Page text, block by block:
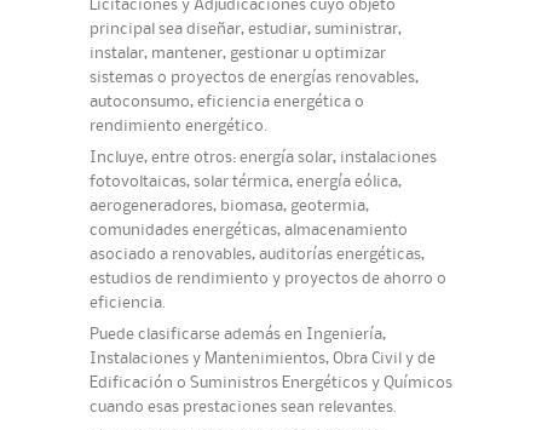
Licitaciones y Adjudicaciones cuyo objeto
principal sea diseñar, estudiar, suministrar,
instalar, mantener, gestionar u optimizar
sistemas o proyectos de energías renovables,
autoconsumo, eficiencia energética o
rendimiento energético.
Incluye, entre otros: energía solar, instalaciones
fotovoltaicas, solar térmica, energía eólica,
aerogeneradores, biomasa, geotermia,
comunidades energéticas, almacenamiento
asociado a renovables, auditorías energéticas,
estudios de rendimiento y proyectos de ahorro o
eficiencia.
Puede clasificarse además en Ingeniería,
Instalaciones y Mantenimientos, Obra Civil y de
Edificación o Suministros Energéticos y Químicos
cuando esas prestaciones sean relevantes.